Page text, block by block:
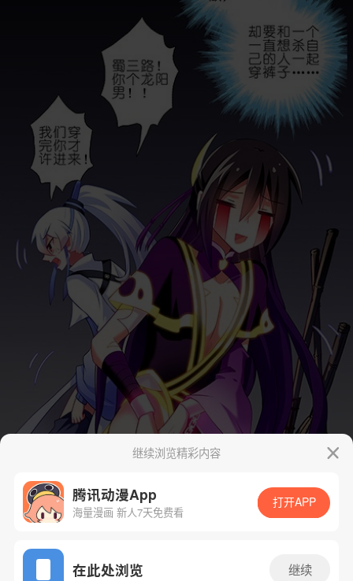
App免费看
下一话
继续浏览精彩内容
腾讯动漫App
海量漫画 新人7天免费看
打开APP
在此处浏览 继续